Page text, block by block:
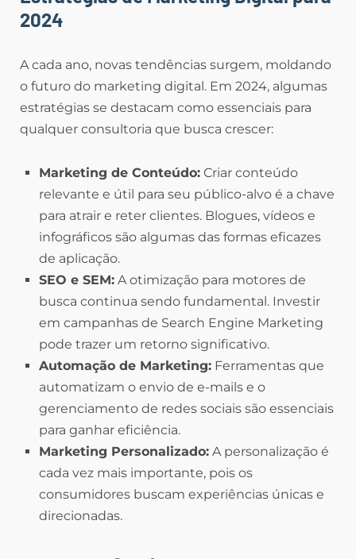
2024
A cada ano, novas tendências surgem, moldando
o futuro do marketing digital. Em 2024, algumas
estratégias se destacam como essenciais para
qualquer consultoria que busca crescer:
Marketing de Conteúdo: Criar conteúdo
relevante e útil para seu público-alvo é a chave
para atrair e reter clientes. Blogues, vídeos e
infográficos são algumas das formas eficazes
de aplicação.
SEO e SEM: A otimização para motores de
busca continua sendo fundamental. Investir
em campanhas de Search Engine Marketing
pode trazer um retorno significativo.
Automação de Marketing: Ferramentas que
automatizam o envio de e-mails e o
gerenciamento de redes sociais são essenciais
para ganhar eficiência.
Marketing Personalizado: A personalização é
cada vez mais importante, pois os
consumidores buscam experiências únicas e
direcionadas.